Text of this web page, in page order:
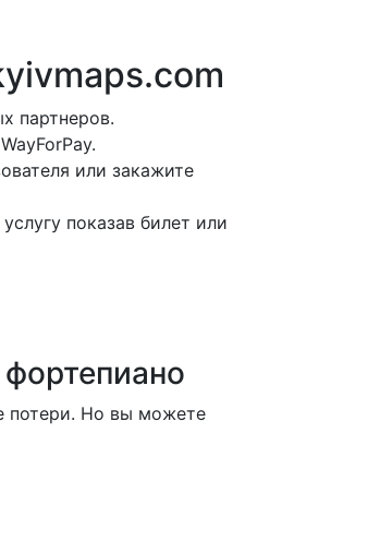
партнеров.
или закажите
показав билет или
потери. Но вы можете